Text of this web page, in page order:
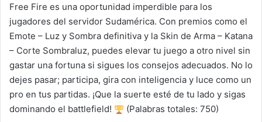
Free Fire es una oportunidad imperdible para los
jugadores del servidor Sudamérica. Con premios como el
Emote – Luz y Sombra definitiva y la Skin de Arma – Katana
– Corte Sombraluz, puedes elevar tu juego a otro nivel sin
gastar una fortuna si sigues los consejos adecuados. No lo
dejes pasar; participa, gira con inteligencia y luce como un
pro en tus partidas. ¡Que la suerte esté de tu lado y sigas
dominando el battlefield!
(Palabras totales: 750)